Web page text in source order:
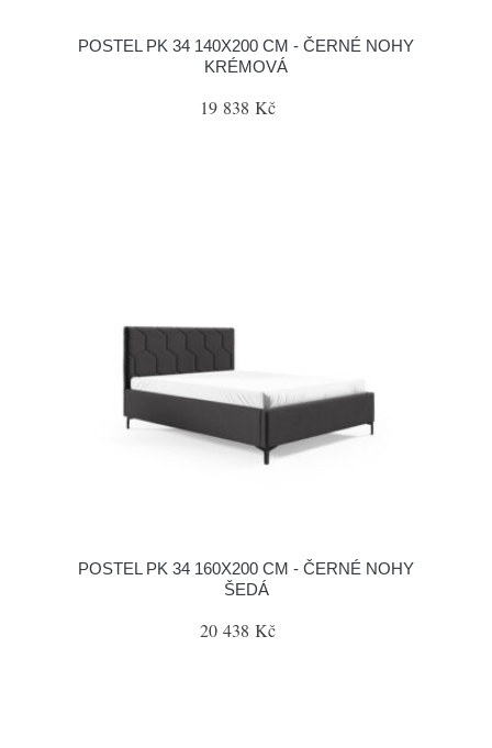
POSTEL PK 34 140X200 CM - ČERNÉ NOHY
KRÉMOVÁ
19 838 Kč
POSTEL PK 34 160X200 CM - ČERNÉ NOHY
ŠEDÁ
20 438 Kč